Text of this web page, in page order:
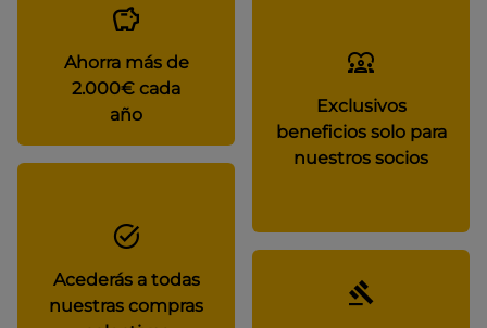
Ahorra más de
2.000€ cada
año
Exclusivos
beneficios solo para
nuestros socios
Acederás a todas
nuestras compras